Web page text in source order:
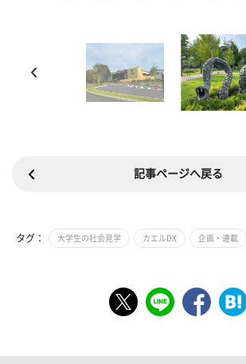
記事ページへ戻る
タグ： 大学生の社会見学 カエルDX 企画・連載